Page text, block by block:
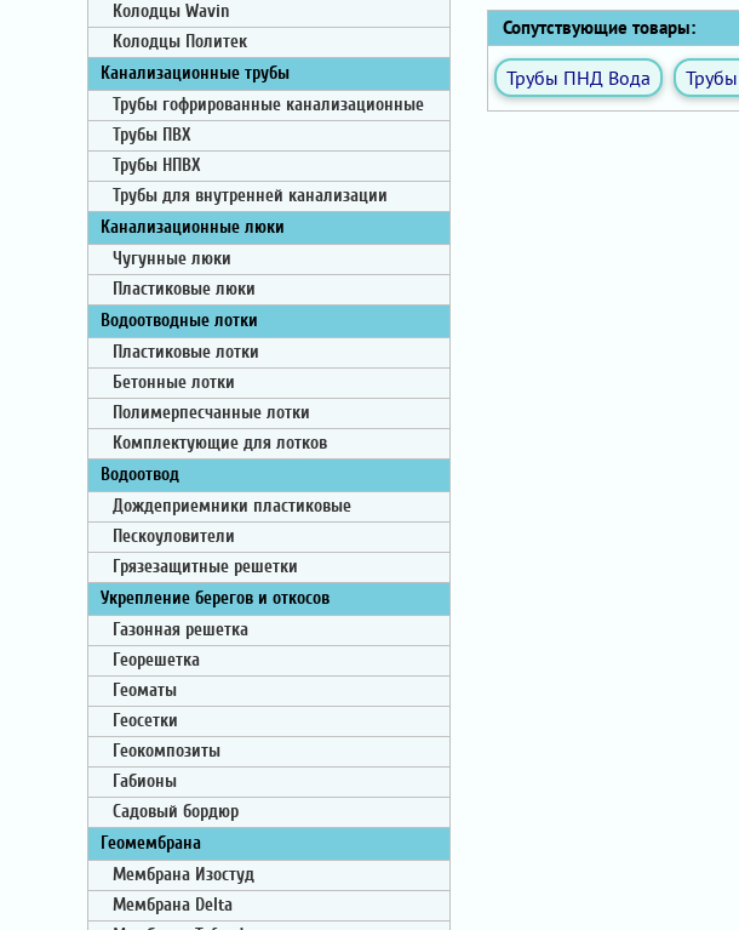
Колодцы Wavin
Колодцы Политек
Канализационные трубы
Трубы гофрированные канализационные
Трубы ПВХ
Трубы НПВХ
Трубы для внутренней канализации
Канализационные люки
Чугунные люки
Пластиковые люки
Водоотводные лотки
Пластиковые лотки
Бетонные лотки
Полимерпесчанные лотки
Комплектующие для лотков
Водоотвод
Дождеприемники пластиковые
Пескоуловители
Грязезащитные решетки
Укрепление берегов и откосов
Газонная решетка
Георешетка
Геоматы
Геосетки
Геокомпозиты
Габионы
Садовый бордюр
Геомембрана
Мембрана Изостуд
Мембрана Delta
Сопутствующие товары:
Трубы ПНД Вода